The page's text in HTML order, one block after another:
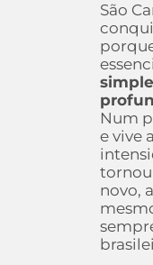
São
Num
e vive
novo,